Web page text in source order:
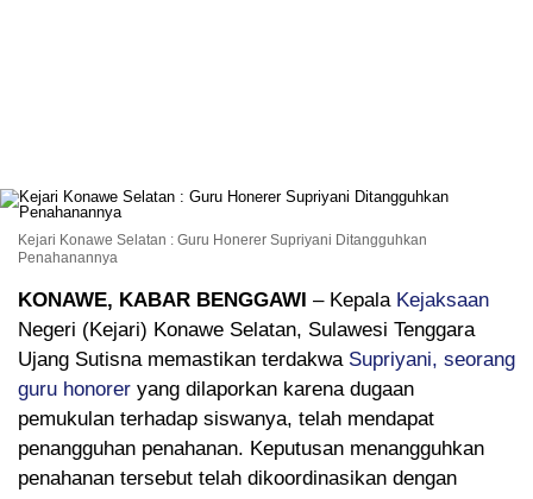
Kejari Konawe Selatan : Guru Honerer Supriyani Ditangguhkan
Penahanannya
KONAWE, KABAR BENGGAWI – Kepala Kejaksaan
Negeri (Kejari) Konawe Selatan, Sulawesi Tenggara
Ujang Sutisna memastikan terdakwaSupriyani, seorang
guru honorer yang dilaporkan karena dugaan
pemukulan terhadap siswanya, telah mendapat
penangguhan penahanan. Keputusan menangguhkan
penahanan tersebut telah dikoordinasikan dengan